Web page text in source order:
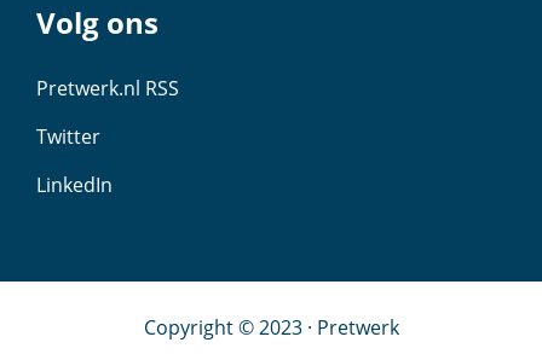
Volg ons
Pretwerk.nl RSS
Twitter
LinkedIn
Copyright © 2023 · Pretwerk